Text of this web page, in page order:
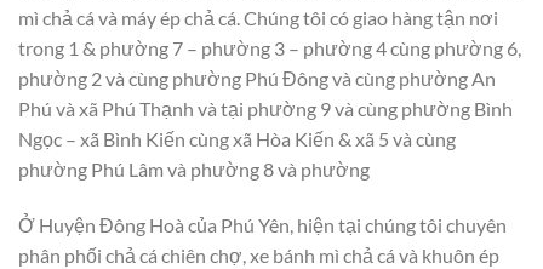
mì chả cá và máy ép chả cá. Chúng tôi có giao hàng tận nơi
trong 1 & phường 7 – phường 3 – phường 4 cùng phường 6,
phường 2 và cùng phường Phú Đông và cùng phường An
Phú và xã Phú Thạnh và tại phường 9 và cùng phường Bình
Ngọc – xã Bình Kiến cùng xã Hòa Kiến & xã 5 và cùng
phường Phú Lâm và phường 8 và phường
Ở Huyện Đông Hoà của Phú Yên, hiện tại chúng tôi chuyên
phân phối chả cá chiên chợ, xe bánh mì chả cá và khuôn ép